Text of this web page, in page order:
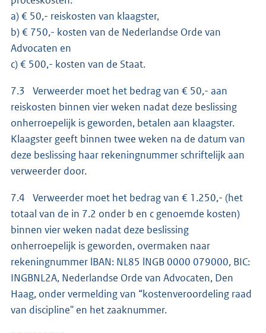
a) € 50,- reiskosten van klaagster,
b) € 750,- kosten van de Nederlandse Orde van
Advocaten en
c) € 500,- kosten van de Staat.
7.3 Verweerder moet het bedrag van € 50,- aan
reiskosten binnen vier weken nadat deze beslissing
onherroepelijk is geworden, betalen aan klaagster.
Klaagster geeft binnen twee weken na de datum van
deze beslissing haar rekeningnummer schriftelijk aan
verweerder door.
7.4 Verweerder moet het bedrag van € 1.250,- (het
totaal van de in 7.2 onder b en c genoemde kosten)
binnen vier weken nadat deze beslissing
onherroepelijk is geworden, overmaken naar
rekeningnummer lBAN: NL85 lNGB 0000 079000, BIC:
INGBNL2A, Nederlandse Orde van Advocaten, Den
Haag, onder vermelding van “kostenveroordeling raad
van discipline" en het zaaknummer.